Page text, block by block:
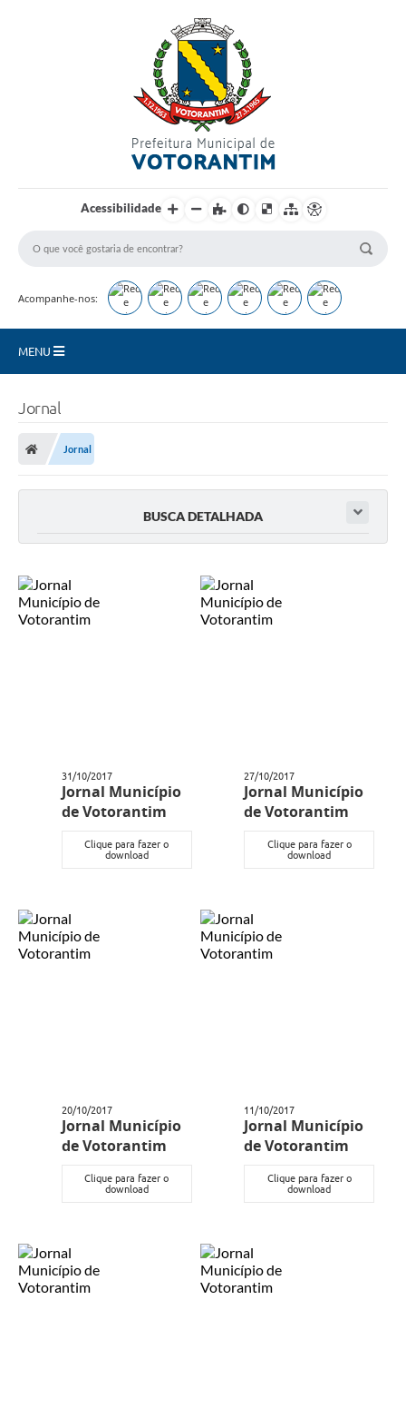
Acessibilidade
Acompanhe-nos:
MENU
Carta de Serviços
Selo Verde
Plano Municipal de Retomada das Aulas Presenciais
COVID - 19
Jornal (Edições anteriores)
Uso de Internet e Recursos de Informática
Manual para arquivo de remessa – NFSe
Lei de Acesso à Informação
Legislação
IPTU Selo Verde
Jornal
Jornal
BUSCA DETALHADA
31/10/2017
Jornal Município
de Votorantim
Clique para fazer o
download
27/10/2017
Jornal Município
de Votorantim
Clique para fazer o
download
20/10/2017
Jornal Município
de Votorantim
Clique para fazer o
download
11/10/2017
Jornal Município
de Votorantim
Clique para fazer o
download